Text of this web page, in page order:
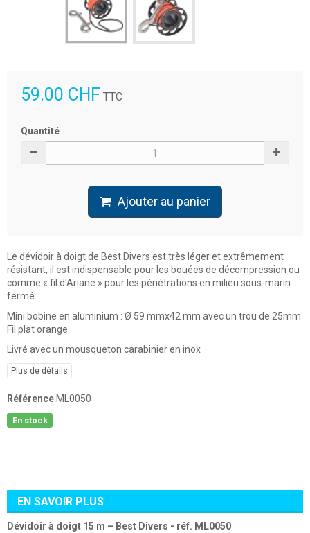
59.00 CHF TTC
Quantité
Ajouter au panier
Le dévidoir à doigt de Best Divers est très léger et extrêmement
résistant, il est indispensable pour les bouées de décompression ou
comme « fil d'Ariane » pour les pénétrations en milieu sous-marin
fermé
Mini bobine en aluminium : Ø 59 mmx42 mm avec un trou de 25mm
Fil plat orange
Livré avec un mousqueton carabinier en inox
Plus de détails
Référence ML0050
En stock
EN SAVOIR PLUS
Dévidoir à doigt 15 m – Best Divers - réf. ML0050